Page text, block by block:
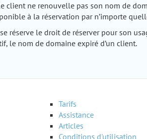
client ne renouvelle pas son nom de
à la réservation par n’importe
se réserve le droit de réserver pour son
le nom de domaine expiré d’un client.
Tarifs
Assistance
Articles
Conditions d'utilisation